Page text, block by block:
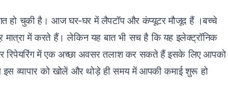
हो चुकी है। आज घर-घर में लैपटॉप और कंप्यूटर मौजूद हैं ।बच्चे
में करते हैं। लेकिन यह बात भी सच है कि यह इलेक्ट्रॉनिक
रिपेयरिंग में एक अच्छा अवसर तलाश कर सकते हैं इसके लिए आपको
व्यापार को खोलें और थोड़े ही समय में आपकी कमाई शुरू हो